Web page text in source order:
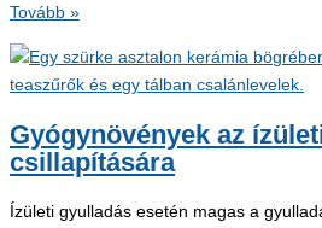
Az
diéta
5
remek
gyógynövénye
Tovább »
Gyógynövények az
csillapítására
Ízületi gyulladás esetén magas a